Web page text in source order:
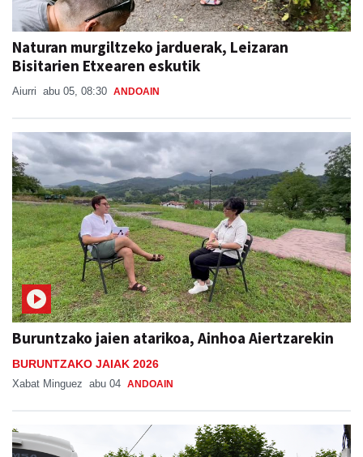
Naturan murgiltzeko jarduerak, Leizaran
Bisitarien Etxearen eskutik
Aiurri abu 05, 08:30 ANDOAIN
Buruntzako jaien atarikoa, Ainhoa Aiertzarekin
BURUNTZAKO JAIAK 2026
Xabat Minguez abu 04 ANDOAIN